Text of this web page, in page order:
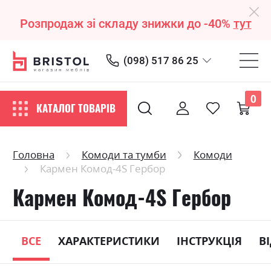
Розпродаж зі складу знижки до -40% тут
(098) 517 86 25
КАТАЛОГ ТОВАРІВ
0
Головна Комоди та тумби
Комоди
Кармен Комод-4S Гербор
Кармен Комод-4S Гербор
ВСЕ ХАРАКТЕРИСТИКИ ІНСТРУКЦІЯ